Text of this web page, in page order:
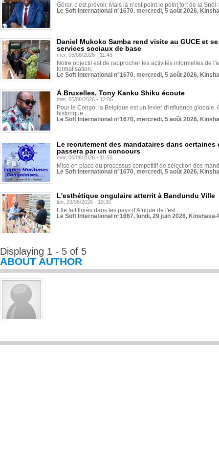
Gérer, c’est prévoir. Mais là n’est point le point fort de la
Le Soft International n°1670, mercredi, 5 août 2026,
Daniel Mukoko Samba rend visite au GUCE et
services sociaux de base
mer, 05/08/2026 - 11:43
Notre objectif est de rapprocher les activités informelles de
formalisation.
Le Soft International n°1670, mercredi, 5 août 2026,
À Bruxelles, Tony Kanku Shiku écoute
mer, 05/08/2026 - 12:06
Pour le Congo, la Belgique est un levier d'influence globale.
historique...
Le Soft International n°1670, mercredi, 5 août 2026,
Le recrutement des mandataires dans
passera par un concours
mer, 05/08/2026 - 11:55
Mise en place du processus compétitif de sélection des
Le Soft International n°1670, mercredi, 5 août 2026,
L'esthétique ongulaire atterrit à Bandundu Ville
lun, 29/06/2026 - 10:30
Elle fait florès dans les pays d'Afrique de l'est...
Le Soft International n°1667, lundi, 29 juin 2026,
Displaying 1 - 5 of 5
ABOUT AUTHOR